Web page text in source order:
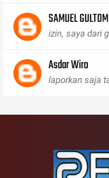
SAMUEL GULTOM
izin, saya dari
Asdar Wiro
laporkan saja